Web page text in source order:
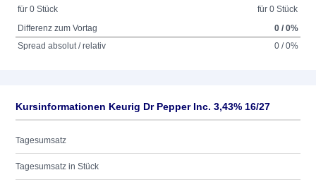
für 0 Stück
für 0 Stück
Differenz zum Vortag
0 / 0%
Spread absolut / relativ
0 / 0%
Kursinformationen Keurig Dr Pepper Inc. 3,43% 16/27
Tagesumsatz
Tagesumsatz in Stück